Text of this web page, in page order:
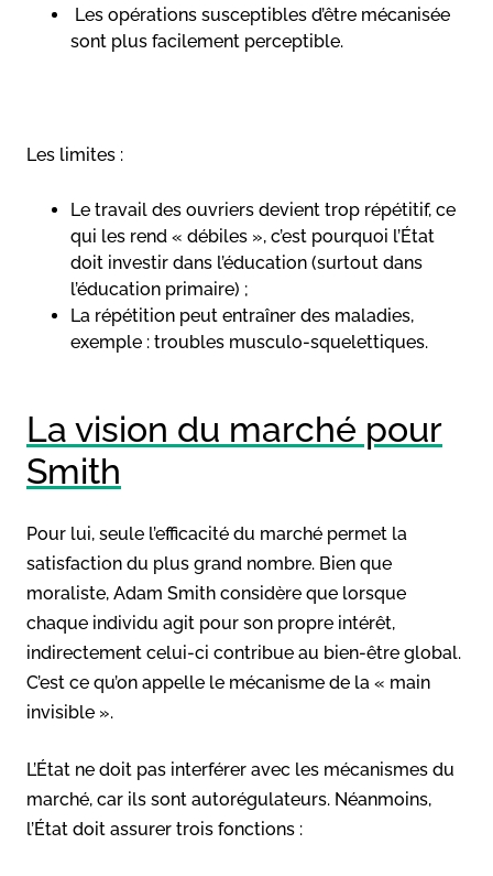
Les opérations susceptibles d’être mécanisée
sont plus facilement perceptible.
Les limites :
Le travail des ouvriers devient trop répétitif, ce
qui les rend « débiles », c’est pourquoi l’État
doit investir dans l’éducation (surtout dans
l’éducation primaire) ;
La répétition peut entraîner des maladies,
exemple : troubles musculo-squelettiques.
La vision du marché pour
Smith
Pour lui, seule l’efficacité du marché permet la
satisfaction du plus grand nombre. Bien que
moraliste, Adam Smith considère que lorsque
chaque individu agit pour son propre intérêt,
indirectement celui-ci contribue au bien-être global.
C’est ce qu’on appelle le mécanisme de la « main
invisible ».
L’État ne doit pas interférer avec les mécanismes du
marché, car ils sont autorégulateurs. Néanmoins,
l’État doit assurer trois fonctions :